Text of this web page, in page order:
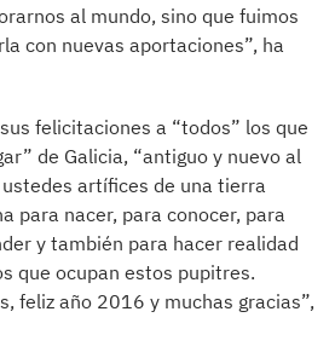
al mundo, sino que fuimos
con nuevas aportaciones”, ha
felicitaciones a “todos” los que
de Galicia, “antiguo y nuevo al
artífices de una tierra
para nacer, para conocer, para
y también para hacer realidad
que ocupan estos pupitres.
feliz año 2016 y muchas gracias”,